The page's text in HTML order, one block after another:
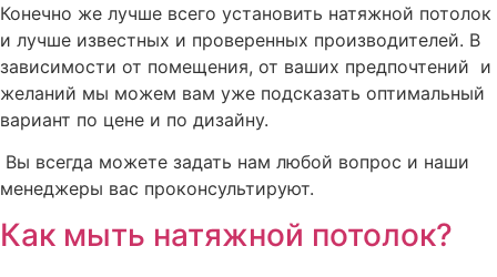
Конечно же лучше всего установить натяжной потолок
и лучше известных и проверенных производителей. В
зависимости от помещения, от ваших предпочтений и
желаний мы можем вам уже подсказать оптимальный
вариант по цене и по дизайну.
Вы всегда можете задать нам любой вопрос и наши
менеджеры вас проконсультируют.
Как мыть натяжной потолок?